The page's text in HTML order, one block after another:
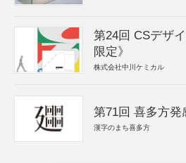
第24回 CSデザ
限定》
株式会社中川ケミカル
第71回 喜多方
漢字のまち喜多方